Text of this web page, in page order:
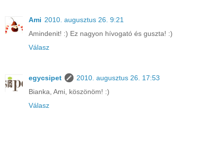
Ami 2010. augusztus 26. 9:21
Amindenit! :) Ez nagyon hívogató és guszta! :)
Válasz
egycsipet
2010. augusztus 26. 17:53
Bianka, Ami, köszönöm! :)
Válasz